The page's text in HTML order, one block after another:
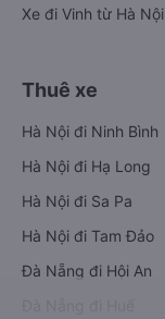
Xe đi Vinh từ Hà Nội
Thuê xe
Hà Nội đi Ninh Bình
Hà Nội đi Hạ Long
Hà Nội đi Sa Pa
Hà Nội đi Tam Đảo
Đà Nẵng đi Hội An